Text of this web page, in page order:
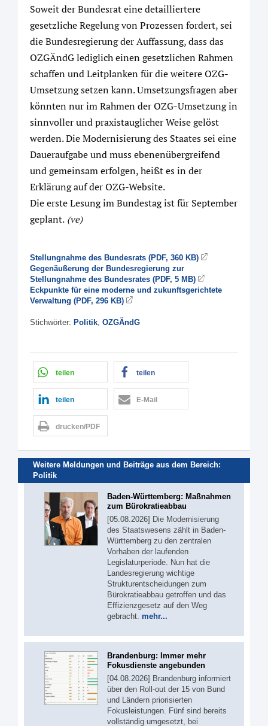
Soweit der Bundesrat eine detailliertere
gesetzliche Regelung von Prozessen fordert, sei
die Bundesregierung der Auffassung, dass das
OZGÄndG lediglich einen gesetzlichen Rahmen
schaffen und Leitplanken für die weitere OZG-
Umsetzung setzen kann. Umsetzungsfragen aber
könnten nur im Rahmen der OZG-Umsetzung in
sinnvoller und praxistauglicher Weise gelöst
werden. Die Modernisierung des Staates sei eine
Daueraufgabe und muss ebenenübergreifend
und gemeinsam erfolgen, heißt es in der
Erklärung auf der OZG-Website.
Die erste Lesung im Bundestag ist für September
geplant. (ve)
Stellungnahme des Bundesrats (PDF, 360 KB)
Gegenäußerung der Bundesregierung zur
Stellungnahme des Bundesrates (PDF, 5 MB)
Eckpunkte für eine moderne und zukunftsgerichtete
Verwaltung (PDF, 296 KB)
Stichwörter: Politik OZGÄndG
teilen teilen
teilen E-Mail
drucken/PDF
Weitere Meldungen und Beiträge aus dem Bereich:
Politik
Baden-Württemberg: Maßnahmen
zum Bürokratieabbau
[05.08.2026] Die Modernisierung
des Staatswesens zählt in Baden-
Württemberg zu den zentralen
Vorhaben der laufenden
Legislaturperiode. Nun hat die
Landesregierung wichtige
Strukturentscheidungen zum
Bürokratieabbau getroffen und das
Effizienzgesetz auf den Weg
gebracht. mehr...
Brandenburg: Immer mehr
Fokusdienste angebunden
[04.08.2026] Brandenburg informiert
über den Roll-out der 15 von Bund
und Ländern priorisierten
Fokusleistungen. Fünf sind bereits
vollständig umgesetzt, bei